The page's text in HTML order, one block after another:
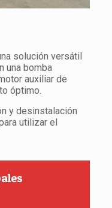
solución versátil
una bomba
auxiliar de
óptimo.
y desinstalación
utilizar el